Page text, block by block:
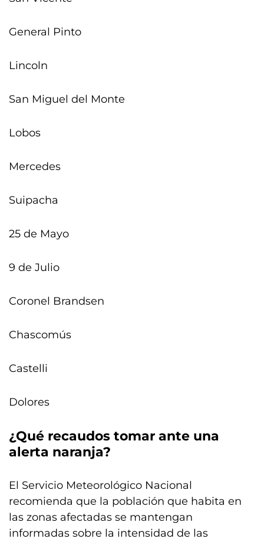
General Pinto
Lincoln
San Miguel del Monte
Lobos
Mercedes
Suipacha
25 de Mayo
9 de Julio
Coronel Brandsen
Chascomús
Castelli
Dolores
¿Qué recaudos tomar ante una
alerta naranja?
El Servicio Meteorológico Nacional
recomienda que la población que habita en
las zonas afectadas se mantengan
informadas sobre la intensidad de las